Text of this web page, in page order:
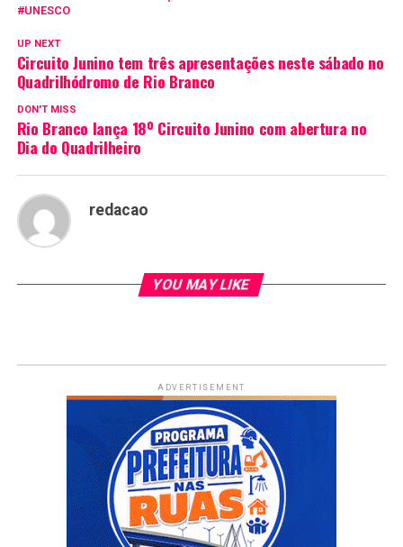
UNESCO
UP NEXT
Circuito Junino tem três apresentações neste sábado no
Quadrilhódromo de Rio Branco
DON'T MISS
Rio Branco lança 18º Circuito Junino com abertura no
Dia do Quadrilheiro
redacao
YOU MAY LIKE
ADVERTISEMENT